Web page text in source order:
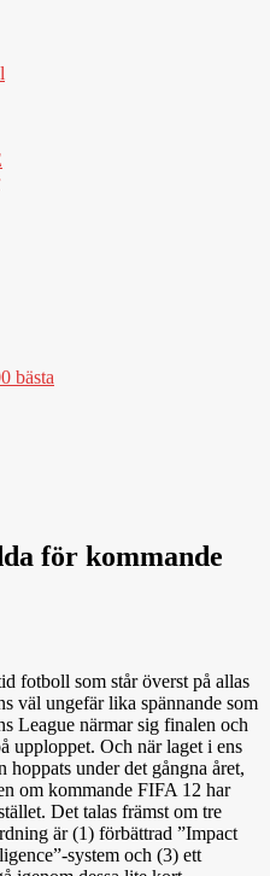
bästa
för kommande
fotboll som står överst på allas
väl ungefär lika spännande som
League närmar sig finalen och
upploppet. Och när laget i ens
under det gångna året,
om kommande FIFA 12 har
Det talas främst om tre
är (1) förbättrad ”Impact
system och (3) ett